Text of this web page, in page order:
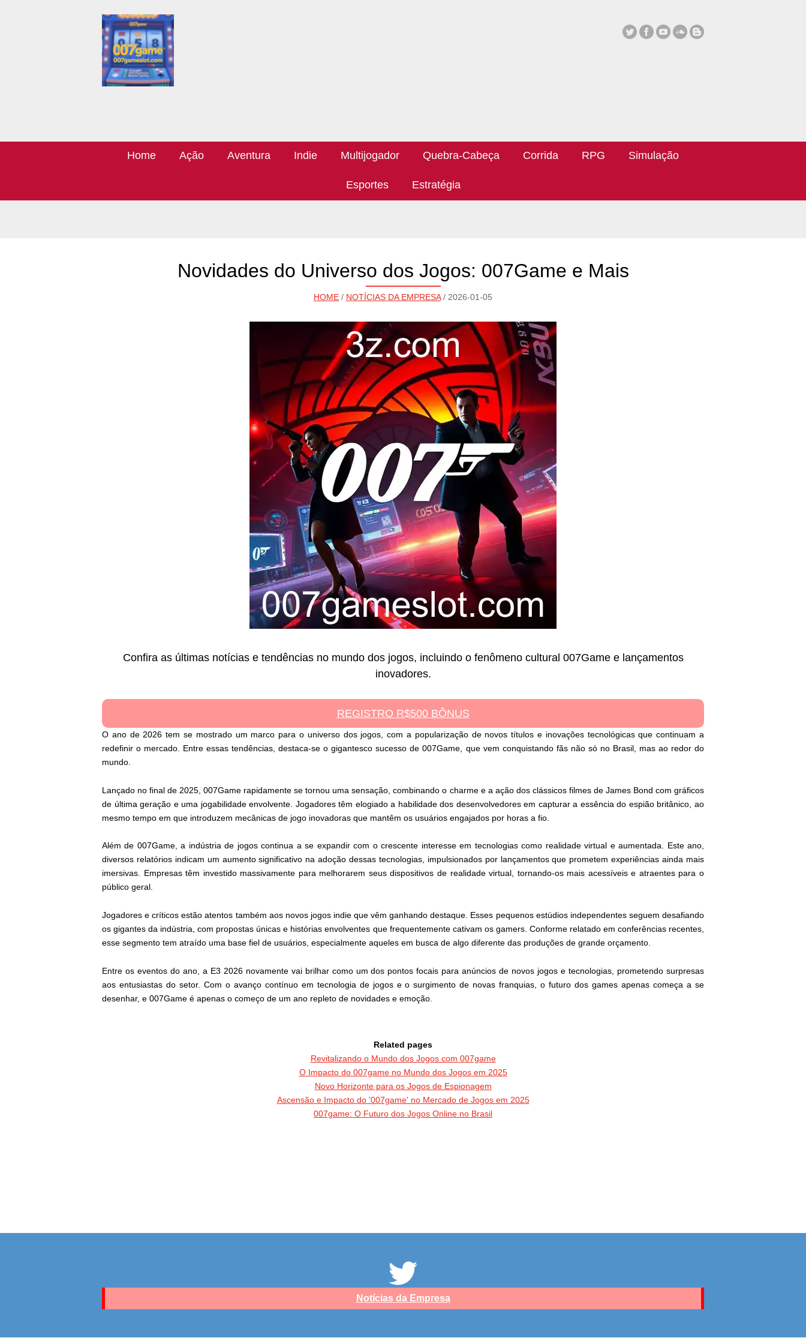
Home Ação Aventura Indie Multijogador Quebra-Cabeça Corrida RPG Simulação
Esportes Estratégia
Novidades do Universo dos Jogos: 007Game e Mais
HOME / NOTÍCIAS DA EMPRESA/ 2026-01-05
Confira as últimas notícias e tendências no mundo dos jogos, incluindo o fenômeno cultural 007Game e lançamentos
inovadores.
REGISTRO R$500 BÔNUS
O ano de 2026 tem se mostrado um marco para o universo dos jogos, com a popularização de novos títulos e inovações tecnológicas que continuam a
redefinir o mercado. Entre essas tendências, destaca-se o gigantesco sucesso de 007Game, que vem conquistando fãs não só no Brasil, mas ao redor do
mundo.
Lançado no final de 2025, 007Game rapidamente se tornou uma sensação, combinando o charme e a ação dos clássicos filmes de James Bond com gráficos
de última geração e uma jogabilidade envolvente. Jogadores têm elogiado a habilidade dos desenvolvedores em capturar a essência do espião britânico, ao
mesmo tempo em que introduzem mecânicas de jogo inovadoras que mantêm os usuários engajados por horas a fio.
Além de 007Game, a indústria de jogos continua a se expandir com o crescente interesse em tecnologias como realidade virtual e aumentada. Este ano,
diversos relatórios indicam um aumento significativo na adoção dessas tecnologias, impulsionados por lançamentos que prometem experiências ainda mais
imersivas. Empresas têm investido massivamente para melhorarem seus dispositivos de realidade virtual, tornando-os mais acessíveis e atraentes para o
público geral.
Jogadores e críticos estão atentos também aos novos jogos indie que vêm ganhando destaque. Esses pequenos estúdios independentes seguem desafiando
os gigantes da indústria, com propostas únicas e histórias envolventes que frequentemente cativam os gamers. Conforme relatado em conferências recentes,
esse segmento tem atraído uma base fiel de usuários, especialmente aqueles em busca de algo diferente das produções de grande orçamento.
Entre os eventos do ano, a E3 2026 novamente vai brilhar como um dos pontos focais para anúncios de novos jogos e tecnologias, prometendo surpresas
aos entusiastas do setor. Com o avanço contínuo em tecnologia de jogos e o surgimento de novas franquias, o futuro dos games apenas começa a se
desenhar, e 007Game é apenas o começo de um ano repleto de novidades e emoção.
Related pages
Revitalizando o Mundo dos Jogos com 007game
O Impacto do 007game no Mundo dos Jogos em 2025
Novo Horizonte para os Jogos de Espionagem
Ascensão e Impacto do '007game' no Mercado de Jogos em 2025
007game: O Futuro dos Jogos Online no Brasil
Notícias da Empresa